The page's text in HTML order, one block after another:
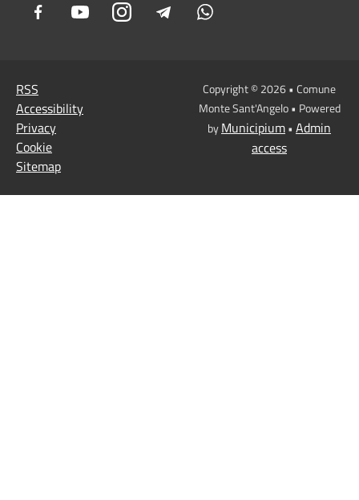
Facebook YoutubeInstagram Telegram
RSS
Accessibility
Privacy
Cookie
Sitemap
Copyright © 2026 • Comune
Monte Sant'Angelo • Powered
byMunicipium• Admin
access